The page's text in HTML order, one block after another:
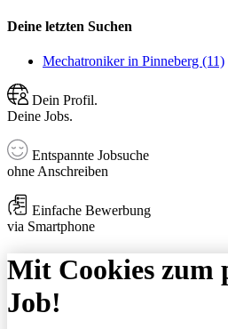
Deine letzten Suchen
Mechatroniker in Pinneberg (11)
Dein Profil.
Deine Jobs.
Entspannte Jobsuche
ohne Anschreiben
Einfache Bewerbung
via Smartphone
Mit Cookies zum
Job!